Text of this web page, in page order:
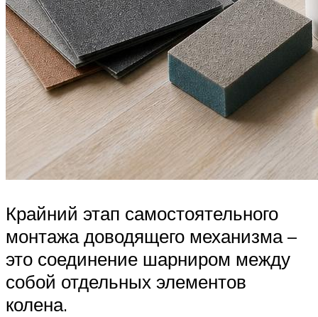
Крайний этап самостоятельного
монтажа доводящего механизма –
это соединение шарниром между
собой отдельных элементов
колена.